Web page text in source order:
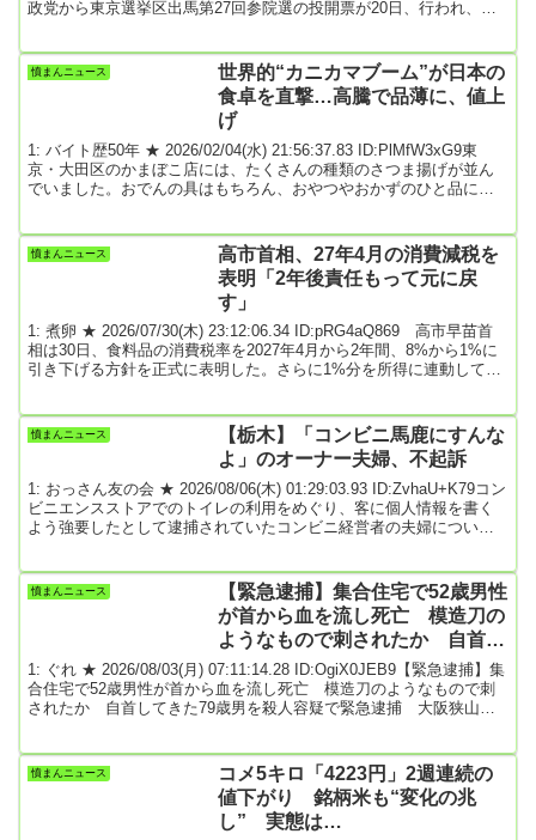
政党から東京選挙区出馬第27回参院選の投開票が20日、行われ、東
がるなどしていた。2025/7/20初当選さや氏「日本人のため本当の戦
いがスタート」 参政党が躍進、神谷宗幣代表は批判に「皆さんが
憤まんニュース
世界的“カニカマブーム”が日本の
食卓を直撃…高騰で品薄に、値上
げ
1: バイト歴50年 ★ 2026/02/04(水) 21:56:37.83 ID:PlMfW3xG9東
京・大田区のかまぼこ店には、たくさんの種類のさつま揚げが並ん
でいました。おでんの具はもちろん、おやつやおかずのひと品にも
いました。愛川屋蒲鉾店・宮下聖子さん：去年あたりから魚がかな
り高くなっているのと…（Q.どのくらい値上がり？）2～3割かな。
ほとんどの商品に使われるという魚...
憤まんニュース
高市首相、27年4月の消費減税を
表明「2年後責任もって元に戻
す」
1: 煮卵 ★ 2026/07/30(木) 23:12:06.34 ID:pRG4aQ869 高市早苗首
相は30日、食料品の消費税率を2027年4月から2年間、8%から1%に
引き下げる方針を正式に表明した。さらに1%分を所得に連動して給
意向だ。実現すれば、1989年の消費税導入後、初めての税率引き下
げとなる。首相は30日に首相官邸で記者団の取材に応じ、食料品を
憤まんニュース
【栃木】「コンビニ馬鹿にすんな
よ」のオーナー夫婦、不起訴
1: おっさん友の会 ★ 2026/08/06(木) 01:29:03.93 ID:ZvhaU+K79コン
ビニエンスストアでのトイレの利用をめぐり、客に個人情報を書く
よう強要したとして逮捕されていたコンビニ経営者の夫婦につい
たのち、何も買わずに店を出ようとした男女に対し、個人情報を書
くよう強要し、「コンビニ、馬鹿にすんなよ」などと脅迫した疑い
で逮捕されていました。TBS関連...
憤まんニュース
【緊急逮捕】集合住宅で52歳男性
が首から血を流し死亡 模造刀の
ようなもので刺されたか 自首し
てきた79歳男を緊急逮捕 大阪狭
山市
1: ぐれ ★ 2026/08/03(月) 07:11:14.28 ID:OgiX0JEB9【緊急逮捕】集
合住宅で52歳男性が首から血を流し死亡 模造刀のようなもので刺
されたか 自首してきた79歳男を殺人容疑で緊急逮捕 大阪狭山市
で突き刺して殺害したとして、79歳の男が緊急逮捕されました。殺
人の疑いで緊急逮捕されたのは、大阪狭山市に住む建設作業員の伊
憤まんニュース
コメ5キロ「4223円」2週連続の
値下がり 銘柄米も“変化の兆
し” 実態は…